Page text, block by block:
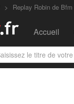
Replay Robin de Bfm
Accueil